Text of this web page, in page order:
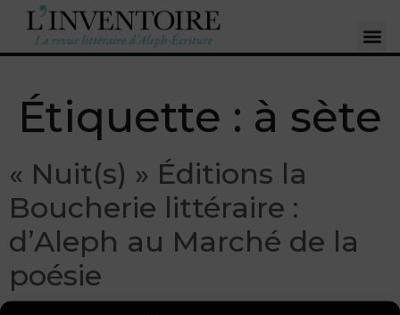
Étiquette : à sète
« Nuit(s) » Éditions la
Boucherie littéraire :
d’Aleph au Marché de la
poésie